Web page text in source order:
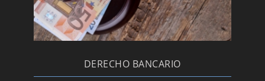
DERECHO BANCARIO